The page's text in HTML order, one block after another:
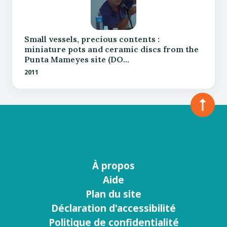
Small vessels, precious contents :
miniature pots and ceramic discs from the
Punta Mameyes site (DO…
2011
À propos
Aide
Plan du site
Déclaration d'accessibilité
Politique de confidentialité